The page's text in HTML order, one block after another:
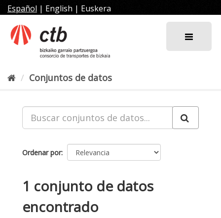
al
contenido
Español | English | Euskera
Conjuntos de datos
Ordenar por
1 conjunto de datos
encontrado